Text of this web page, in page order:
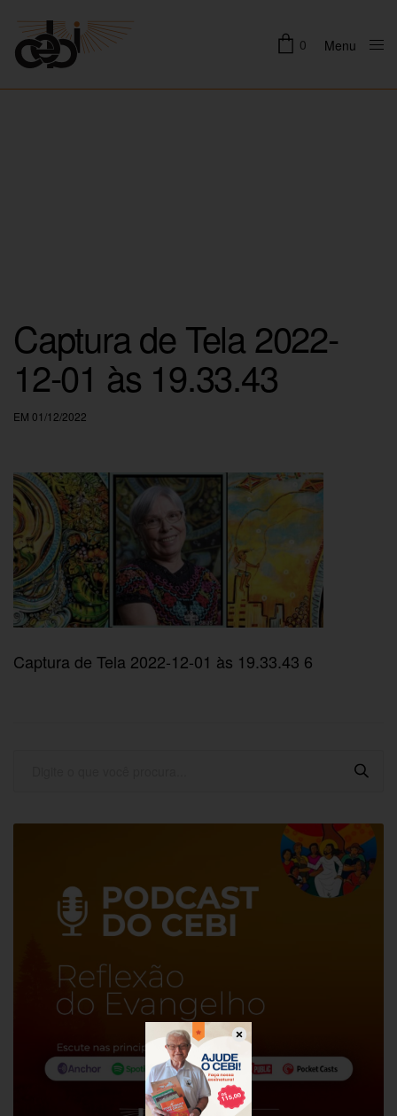
0 Menu
Captura de Tela 2022-
12-01 às 19.33.43
EM 01/12/2022
Captura de Tela 2022-12-01 às 19.33.43 6